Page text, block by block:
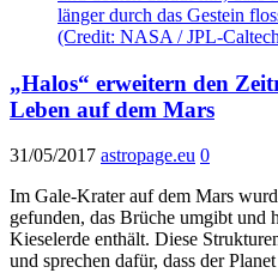
„Halos“ erweitern den
Leben auf dem Mars
31/05/2017 astropage.eu 0
Im Gale-Krater auf dem Mars
gefunden, das Brüche umgibt und
Kieselerde enthält. Diese
und sprechen dafür, dass der Planet